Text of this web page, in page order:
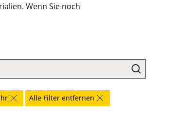
Wenn Sie noch
Alle Filter entfernen